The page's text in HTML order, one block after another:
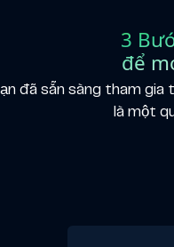
3
để
đã sẵn sàng tham
là một